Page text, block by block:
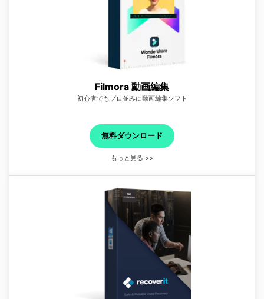
Filmora 動画編集
初心者でもプロ並みに動画編集ソフト
無料ダウンロード
もっと見る >>